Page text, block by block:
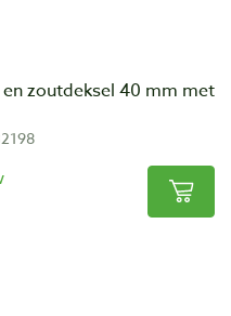
zoutdeksel 40 mm met